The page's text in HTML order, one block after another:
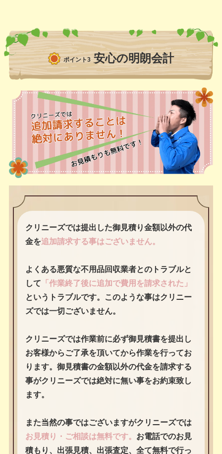
ポイント3 安心の明朗会計
クリニーズでは提出した御見積り金額以外の代
金を追加請求する事はございません。
よくある悪質な不用品回収業者とのトラブルと
して 「作業終了後に追加で費用を請求された」
というトラブルです。このような事はクリニー
ズでは一切ございません。
クリニーズでは作業前に必ず御見積書を提出し
お客様からご了承を頂いてから作業を行ってお
ります。御見積書の金額以外の代金を請求する
事がクリニーズでは絶対に無い事をお約束致し
ます。
また当然の事ではございますがクリニーズでは
お見積り・ご相談は無料です。 お電話でのお見
積もり、出張見積、出張査定、全て無料で行っ